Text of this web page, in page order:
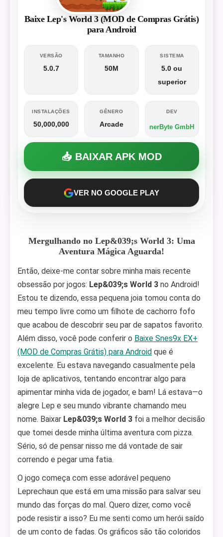
Baixe Lep's World 3 (MOD de Compras Grátis)
para Android
VERSÃO
5.0.7
TAMANHO
50M
SISTEMA
5.0 ou
superior
INSTALAÇÕES
50,000,000
GÊNERO
Arcade
DEV
nerByte GmbH
📥 BAIXAR APK MOD
VER NO GOOGLE PLAY
Mergulhando no Lep&039;s World 3: Uma
Aventura Mágica Aguarda!
Então, deixe-me contar sobre minha mais recente
obsessão por jogos: Lep&039;s World 3 no Android!
Estou te dizendo, essa pequena joia tomou conta do
meu tempo livre como um filhote de cachorro fofo
que acabou de descobrir seu par de sapatos favorito.
Além disso, você pode conferir o Baixe Snes9x EX+
(MOD de Compras Grátis) para Android que é
excelente. Eu estava navegando casualmente pela
loja de aplicativos, tentando encontrar algo para
apimentar minha vida de jogador, e bam! Lá estava—o
alegre Lep e seu mundo vibrante chamando meu
nome. Baixar Lep&039;s World 3 foi a melhor decisão
que tomei desde minha última aventura com pizza.
Sério, só de pensar nisso me dá vontade de sair
correndo e pegar uma fatia.
O jogo começa com esse adorável pequeno
Leprechaun que está em uma missão para salvar seu
mundo das forças do mal. Quero dizer, como você
pode resistir a isso? Eu me senti como um herói saído
de um conto de fadas. Os gráficos são tão coloridos